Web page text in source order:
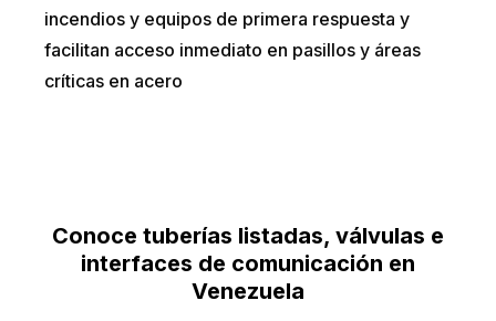
incendios y equipos de primera respuesta y
facilitan acceso inmediato en pasillos y áreas
críticas en acero
Conoce tuberías listadas, válvulas e
interfaces de comunicación en
Venezuela